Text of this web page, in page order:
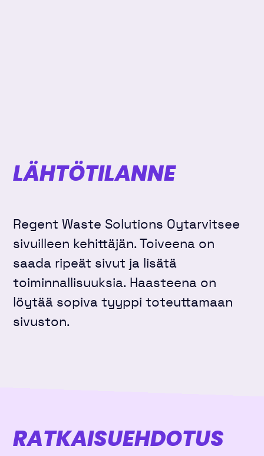
LÄHTÖTILANNE
Regent Waste Solutions Oytarvitsee
sivuilleen kehittäjän. Toiveena on
saada ripeät sivut ja lisätä
toiminnallisuuksia. Haasteena on
löytää sopiva tyyppi toteuttamaan
sivuston.
RATKAISU­EHDOTUS